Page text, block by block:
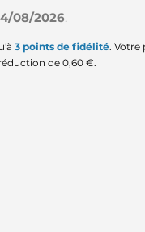
08/2026.
3 points de fidélité. Votre
de 0,60 €.